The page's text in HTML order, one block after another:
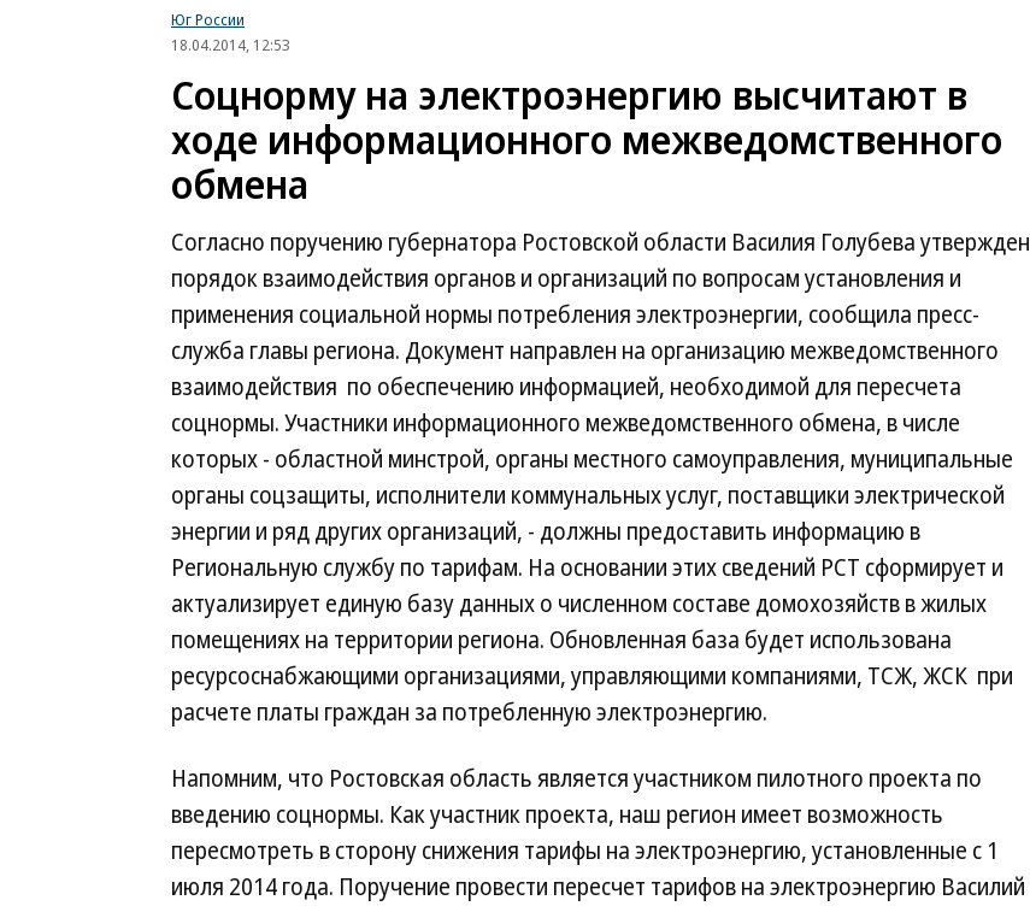
Юг России
18.04.2014, 12:53
Соцнорму на электроэнергию высчитают в
ходе информационного межведомственного
обмена
Согласно поручению губернатора Ростовской области Василия Голубева утвержден
порядок взаимодействия органов и организаций по вопросам установления и
применения социальной нормы потребления электроэнергии, сообщила пресс-
служба главы региона. Документ направлен на организацию межведомственного
взаимодействия по обеспечению информацией, необходимой для пересчета
соцнормы. Участники информационного межведомственного обмена, в числе
которых - областной минстрой, органы местного самоуправления, муниципальные
органы соцзащиты, исполнители коммунальных услуг, поставщики электрической
энергии и ряд других организаций, - должны предоставить информацию в
Региональную службу по тарифам. На основании этих сведений РСТ сформирует и
актуализирует единую базу данных о численном составе домохозяйств в жилых
помещениях на территории региона. Обновленная база будет использована
ресурсоснабжающими организациями, управляющими компаниями, ТСЖ, ЖСК при
расчете платы граждан за потребленную электроэнергию.
Напомним, что Ростовская область является участником пилотного проекта по
введению соцнормы. Как участник проекта, наш регион имеет возможность
пересмотреть в сторону снижения тарифы на электроэнергию, установленные с 1
июля 2014 года. Поручение провести пересчет тарифов на электроэнергию Василий